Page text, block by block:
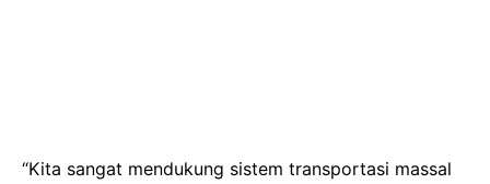
“Kita sangat mendukung sistem transportasi massal